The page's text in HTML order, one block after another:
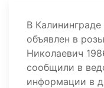
В
объявлен в
Николаевич
сообщили в
информации в